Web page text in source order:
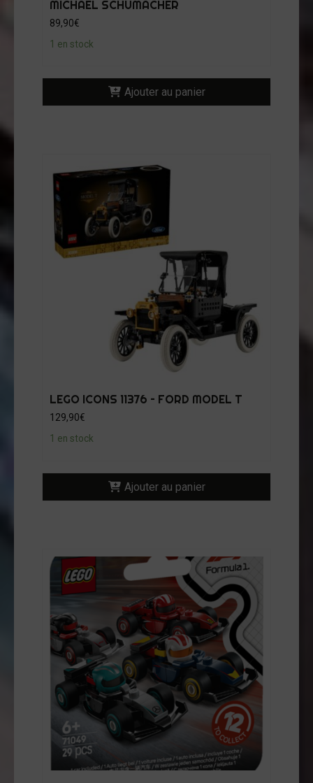
MICHAEL SCHUMACHER
89,90€
1 en stock
Ajouter au panier
LEGO ICONS 11376 – FORD MODEL T
129,90€
1 en stock
Ajouter au panier